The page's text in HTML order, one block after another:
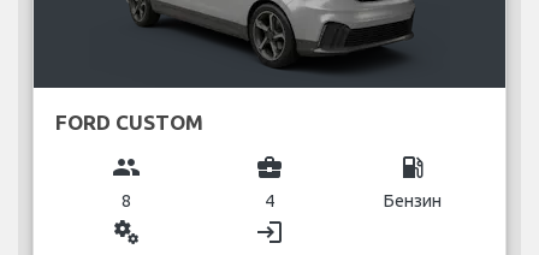
FORD CUSTOM
group
8
business_center
4
local_gas_station
Бензин
miscellaneous_services login